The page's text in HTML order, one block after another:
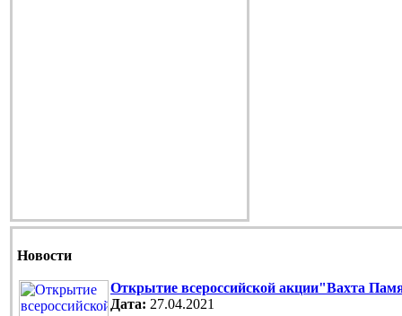
Новости
Открытие всероссийской акции"Вахта
Дата: 27.04.2021